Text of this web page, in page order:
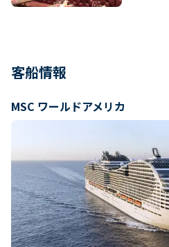
客船情報
MSC ワールドアメリカ